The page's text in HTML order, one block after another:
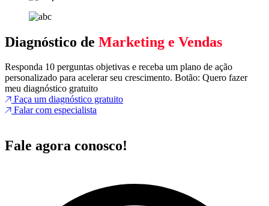
Diagnóstico de Marketing e Vendas
Responda 10 perguntas objetivas e receba um plano de ação
personalizado para acelerar seu crescimento. Botão: Quero fazer
meu diagnóstico gratuito
Faça um diagnóstico gratuito
Falar com especialista
Fale agora conosco!